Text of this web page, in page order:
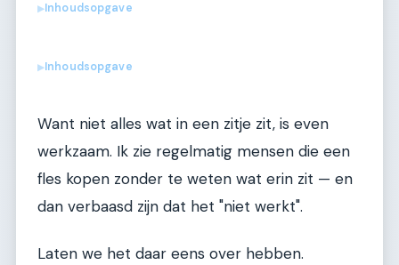
▶Inhoudsopgave
▶Inhoudsopgave
Want niet alles wat in een zitje zit, is even
werkzaam. Ik zie regelmatig mensen die een
fles kopen zonder te weten wat erin zit — en
dan verbaasd zijn dat het "niet werkt".
Laten we het daar eens over hebben.